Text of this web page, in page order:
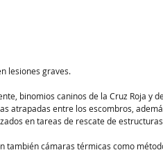
lesiones graves.
binomios caninos de la Cruz Roja y
atrapadas entre los escombros,
en tareas de rescate de
también cámaras térmicas como